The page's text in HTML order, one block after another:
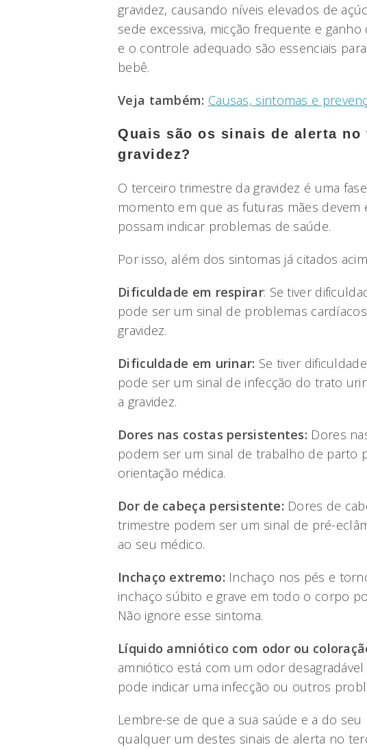
gravidez, causando níveis elevados de
sede excessiva, micção frequente e
e o controle adequado são essenciais
bebê.
Veja também: Causas, sintomas e
Quais são os sinais de alerta
gravidez?
O terceiro trimestre da gravidez é uma
momento em que as futuras mães devem
possam indicar problemas de saúde.
Por isso, além dos sintomas já citados
Dificuldade em respirar: Se tiver
pode ser um sinal de problemas
gravidez.
Dificuldade em urinar: Se tiver
pode ser um sinal de infecção do trato
a gravidez.
Dores nas costas persistentes: Dores
podem ser um sinal de trabalho de parto
orientação médica.
Dor de cabeça persistente: Dores de
trimestre podem ser um sinal de pré-
ao seu médico.
Inchaço extremo: Inchaço nos pés e
inchaço súbito e grave em todo o corpo
Não ignore esse sintoma.
Líquido amniótico com odor ou
amniótico está com um odor
pode indicar uma infecção ou outros
Lembre-se de que a sua saúde e a do
qualquer um destes sinais de alerta no